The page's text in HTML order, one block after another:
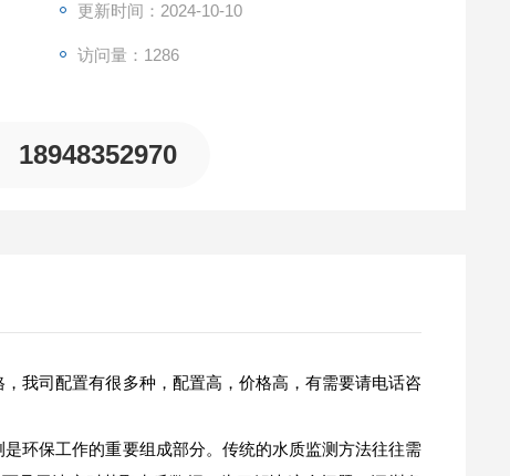
更新时间：2024-10-10
访问量：1286
18948352970
我司配置有很多种，配置高，价格高，有需要请电话咨
环保工作的重要组成部分。传统的水质监测方法往往需